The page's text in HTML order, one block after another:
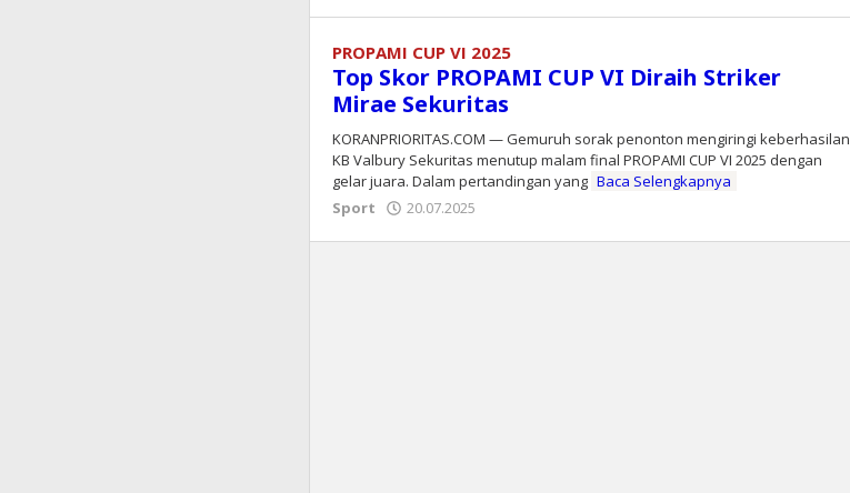
PROPAMI CUP VI 2025
Top Skor PROPAMI CUP VI Diraih Striker
Mirae Sekuritas
KORANPRIORITAS.COM — Gemuruh sorak penonton mengiringi keberhasilan
KB Valbury Sekuritas menutup malam final PROPAMI CUP VI 2025 dengan
gelar juara. Dalam pertandingan yang Baca Selengkapnya
Sport
20.07.2025